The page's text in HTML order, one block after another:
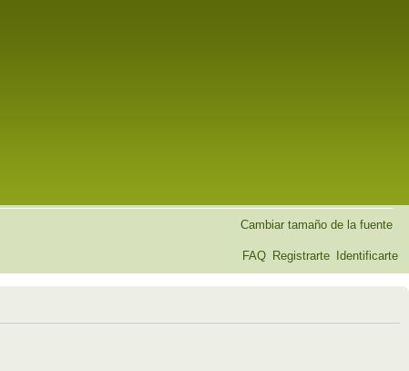
Cambiar tamaño de la fuente
FAQ Registrarte Identificarte